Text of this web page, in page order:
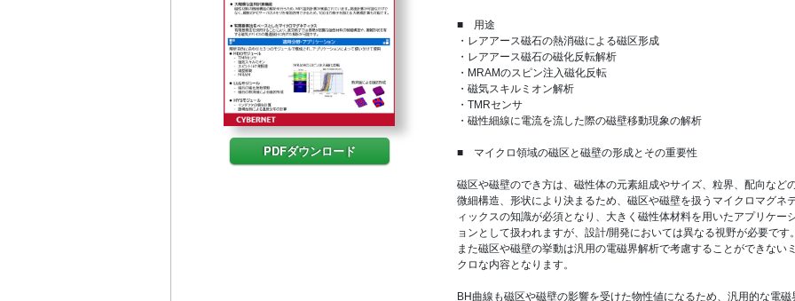
PDFダウンロード
■ 用途
・レアアース磁石の熱消磁による磁区形成
・レアアース磁石の磁化反転解析
・MRAMのスピン注入磁化反転
・磁気スキルミオン解析
・TMRセンサ
・磁性細線に電流を流した際の磁壁移動現象の解析
■ マイクロ領域の磁区と磁壁の形成とその重要性
磁区や磁壁のでき方は、磁性体の元素組成やサイズ、粒界、配向など
微細構造、形状により決まるため、磁区や磁壁を扱うマイクロマグネ
ィックスの知識が必須となり、大きく磁性体材料を用いたアプリケー
ョンとして扱われますが、設計/開発においては異なる視野が必要です。
また磁区や磁壁の挙動は汎用の電磁界解析で考慮することができないミ
クロな内容となります。
BH曲線も磁区や磁壁の影響を受けた物性値になるため、汎用的な電磁